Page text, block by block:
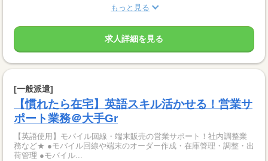
もっと見る
求人詳細を見る
[一般派遣]
【慣れたら在宅】英語スキル活かせる！営業サ
ポート業務＠大手Gr
【英語使用】モバイル回線・端末販売の営業サポート！社内調整業
務など★ ●モバイル回線や端末のオーダー作成・在庫管理・調整・出
荷管理 ●モバイル...